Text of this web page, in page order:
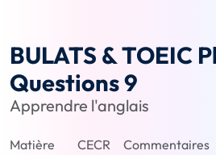
BULATS & TOEIC
Questions 9
Apprendre l'anglais
Matière CECR Commentaires